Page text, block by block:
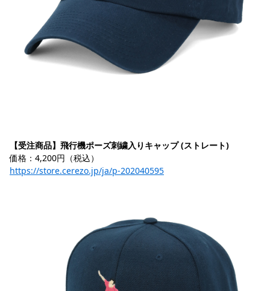
【受注商品】飛行機ポーズ刺繍入りキャップ (ストレート)
価格：4,200円（税込）
https://store.cerezo.jp/ja/p-202040595